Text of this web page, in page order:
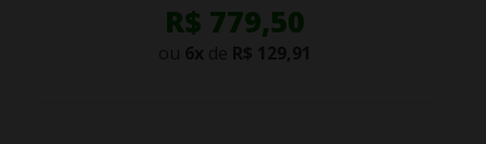
R$ 779,50